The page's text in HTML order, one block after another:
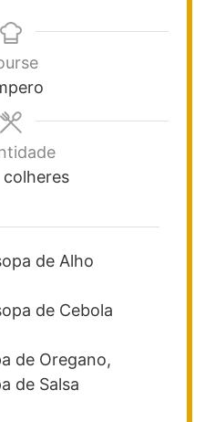
colheres
de Alho
de Cebola
de Oregano,
de Salsa